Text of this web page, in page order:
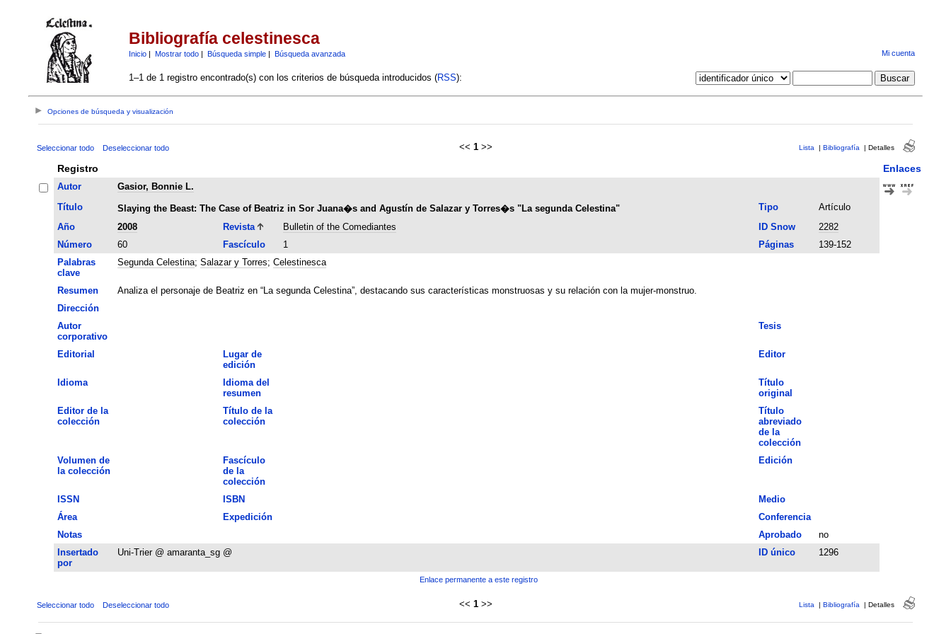
Bibliografía celestinesca
Inicio| Mostrar todo| Búsqueda simple| Búsqueda avanzada Mi cuenta
1–1 de 1 registro encontrado(s) con los criterios de búsqueda introducidos (RSS):
Opciones de búsqueda y visualización
Seleccionar todo Deseleccionar todo << 1 >> Lista | Bibliografía | Detalles
Registro Enlaces
Autor
Gasior, Bonnie L.
Título
Slaying the Beast: The Case of Beatriz in Sor Juana�s and Agustín de Salazar y Torres�s "La segunda Celestina" Tipo
Artículo
Año
2008 Revista Bulletin of the Comediantes ID Snow
2282
Número
60 Fascículo 1 Páginas
139-152
Palabras
clave
Segunda Celestina; Salazar y Torres; Celestinesca
Resumen
Analiza el personaje de Beatriz en “La segunda Celestina”, destacando sus características monstruosas y su relación con la mujer-monstruo.
Dirección
Autor
corporativo
Tesis
Editorial
Lugar de
edición
Editor
Idioma
Idioma del
resumen
Título
original
Editor de la
colección
Título de la
colección
Título
abreviado
de la
colección
Volumen de
la colección
Fascículo
de la
colección
Edición
ISSN ISBN
Medio
Área
Expedición
Conferencia
Notas
Aprobado
no
Insertado
por
Uni-Trier @ amaranta_sg @ ID único 1296
Enlace permanente a este registro
Seleccionar todo Deseleccionar todo << 1 >> Lista | Bibliografía | Detalles